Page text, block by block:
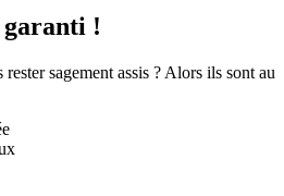
!
sagement assis ? Alors ils sont au